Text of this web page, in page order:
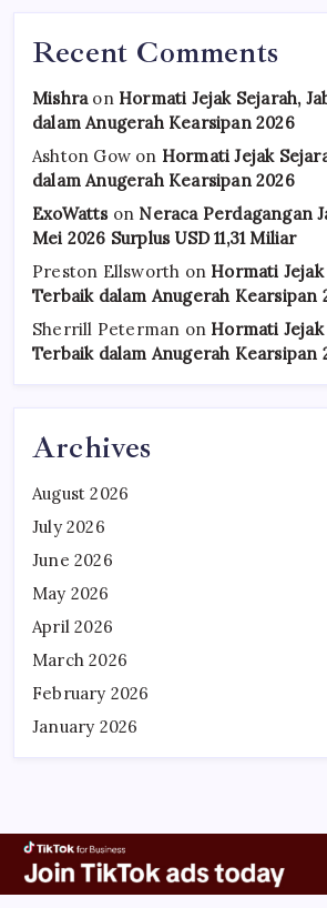
Recent Comments
Mishraon Hormati Jejak Sejarah,
dalam Anugerah Kearsipan 2026
Ashton Gow on Hormati Jejak
dalam Anugerah Kearsipan 2026
ExoWattson Neraca Perdagangan
Mei 2026 Surplus USD 11,31 Miliar
Preston Ellsworth on Hormati Jejak
Terbaik dalam Anugerah Kearsipan
Sherrill Peterman on Hormati Jejak
Terbaik dalam Anugerah Kearsipan
Archives
August 2026
July 2026
June 2026
May 2026
April 2026
March 2026
February 2026
January 2026